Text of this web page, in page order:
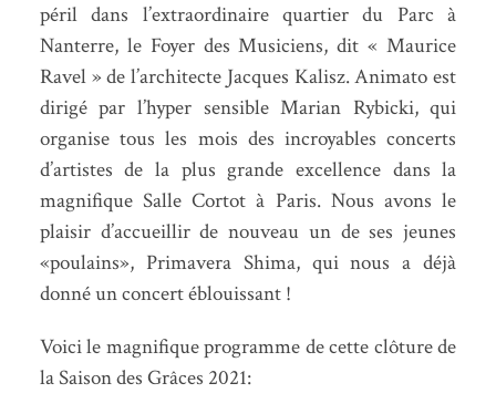
péril dans l’extraordinaire quartier du Parc à
Nanterre, le Foyer des Musiciens, dit « Maurice
Ravel » de l’architecte Jacques Kalisz. Animato est
dirigé par l’hyper sensible Marian Rybicki, qui
organise tous les mois des incroyables concerts
d’artistes de la plus grande excellence dans la
magnifique Salle Cortot à Paris. Nous avons le
plaisir d’accueillir de nouveau un de ses jeunes
«poulains», Primavera Shima, qui nous a déjà
donné un concert éblouissant !
Voici le magnifique programme de cette clôture de
la Saison des Grâces 2021: